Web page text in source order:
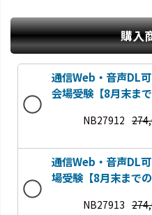
購入
通信Web・音声DL
会場受験【8月末ま
NB27912
通信Web・音声DL
場受験【8月末まで
NB27913